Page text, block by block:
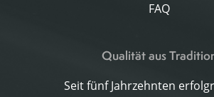
FAQ
Qualität aus
Seit fünf Jahrzehnten